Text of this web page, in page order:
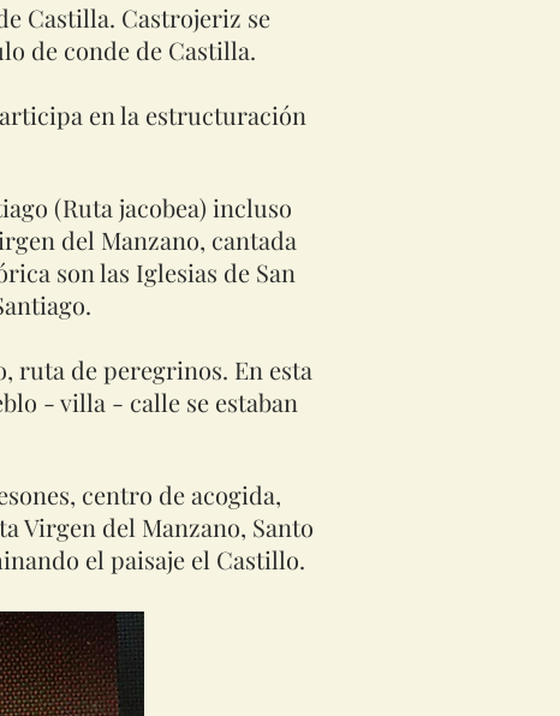
Castilla. Castrojeriz se
de conde de Castilla.
en la estructuración
(Ruta jacobea) incluso
del Manzano, cantada
son las Iglesias de San
ruta de peregrinos. En esta
- villa - calle se estaban
centro de acogida,
Virgen del Manzano, Santo
el paisaje el Castillo.